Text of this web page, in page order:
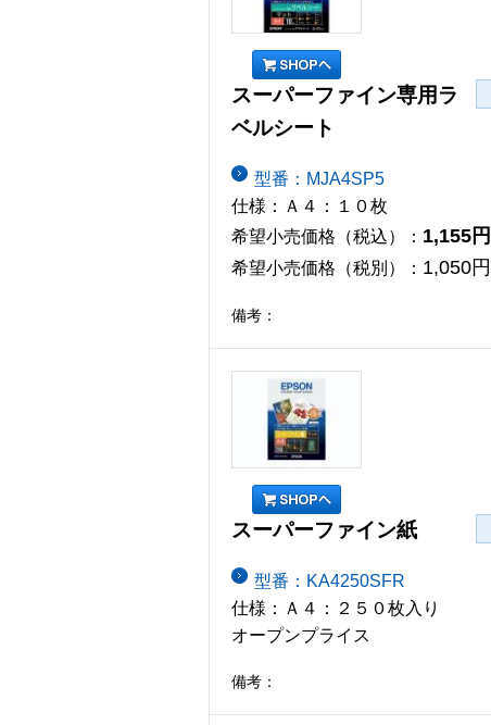
スーパーファイン専用ラ
ベルシート
型番：MJA4SP5
仕様：Ａ４：１０枚
希望小売価格（税込）： 1,155円
希望小売価格（税別）： 1,050円
備考：
スーパーファイン紙
型番：KA4250SFR
仕様：Ａ４：２５０枚入り
オープンプライス
備考：